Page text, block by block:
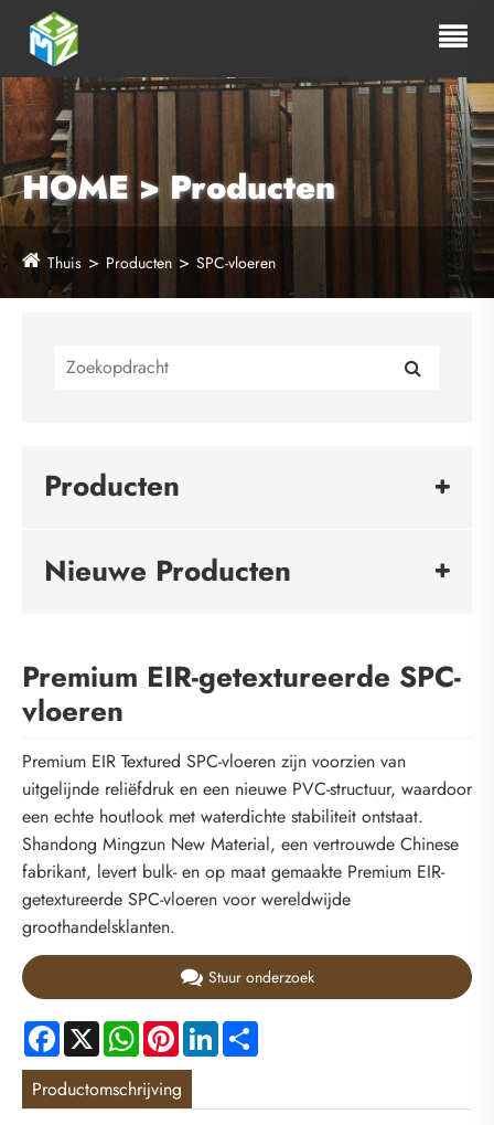
HOME > Producten
Thuis Producten SPC-vloeren
Producten
Nieuwe Producten
Premium EIR-getextureerde SPC-
vloeren
Premium EIR Textured SPC-vloeren zijn voorzien van
uitgelijnde reliëfdruk en een nieuwe PVC-structuur, waardoor
een echte houtlook met waterdichte stabiliteit ontstaat.
Shandong Mingzun New Material, een vertrouwde Chinese
fabrikant, levert bulk- en op maat gemaakte Premium EIR-
getextureerde SPC-vloeren voor wereldwijde
groothandelsklanten.
Stuur onderzoek
Facebook
X WhatsApp
PinterestLinkedIn
Productomschrijving